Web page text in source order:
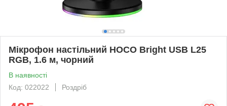
Мікрофон настільний HOCO Bright USB L25
RGB, 1.6 м, чорний
В наявності
Код: 022022
Роздріб